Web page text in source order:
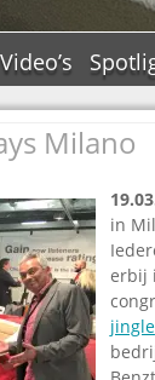
Video’s
De
De
Milano
in
erbij